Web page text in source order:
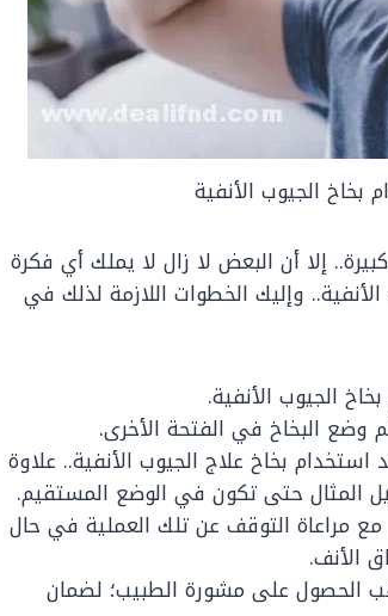
بخاخ الجيوب الأنفية
إلا أن البعض لا زال لا يملك أي فكرة
وإليك الخطوات اللازمة لذلك في
الجيوب الأنفية.
وضع البخاخ في الفتحة الأخرى.
بخاخ علاج الجيوب الأنفية.. علاوة
المثال حتى تكون في الوضع المستقيم.
مراعاة التوقف عن تلك العملية في حال
الأنف.
الحصول على مشورة الطبيب؛ لضمان